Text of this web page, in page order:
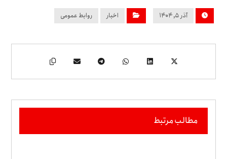
آذر ۵, ۱۴۰۴ اخبار روابط عمومی
مطالب مرتبط